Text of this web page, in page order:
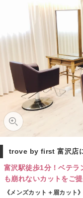
trove by first 富沢店
富沢駅徒歩1分！ベテラ
も崩れないカットをご
《メンズカット＋眉カット